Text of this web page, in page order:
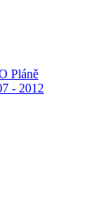
Pláně
- 2012